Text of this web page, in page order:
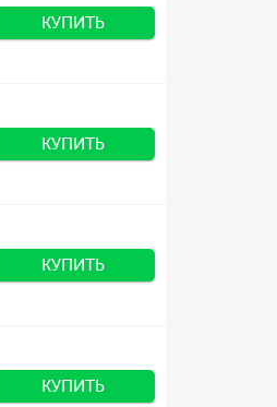
КУПИТЬ
КУПИТЬ
КУПИТЬ
КУПИТЬ